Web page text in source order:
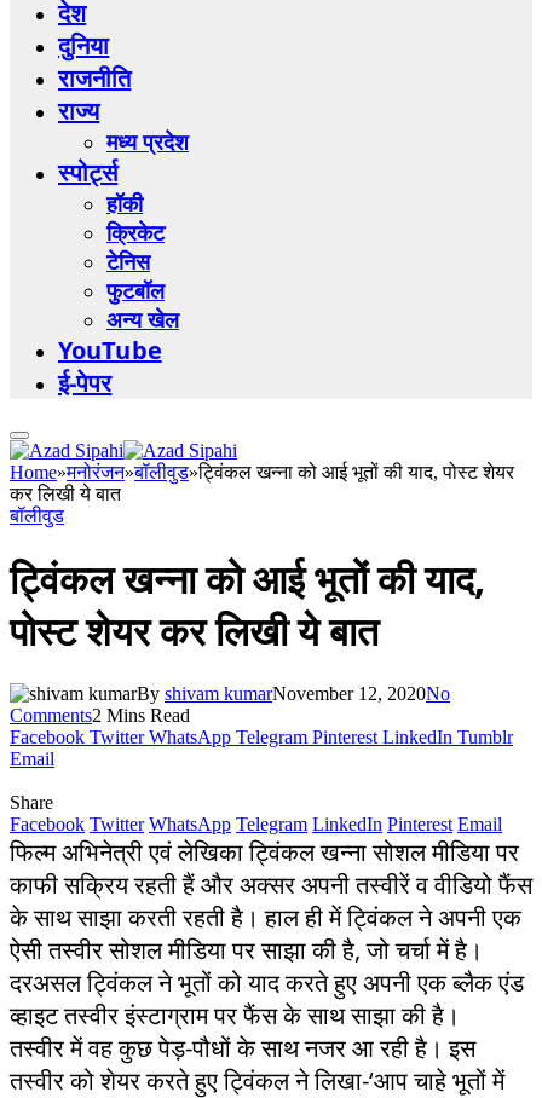
देश
दुनिया
राजनीति
राज्य
मध्य प्रदेश
स्पोर्ट्स
हॉकी
क्रिकेट
टेनिस
फुटबॉल
अन्य खेल
YouTube
ई-पेपर
Home»मनोरंजन»बॉलीवुड»ट्विंकल खन्ना को आई भूतों की याद, पोस्ट शेयर
कर लिखी ये बात
बॉलीवुड
ट्विंकल खन्ना को आई भूतों की याद,
पोस्ट शेयर कर लिखी ये बात
By shivam kumarNovember 12, 2020No
Comments2 Mins Read
Facebook Twitter WhatsApp Telegram Pinterest LinkedIn Tumblr
Email
Share
Facebook Twitter WhatsApp Telegram LinkedIn Pinterest Email
फिल्म अभिनेत्री एवं लेखिका ट्विंकल खन्ना सोशल मीडिया पर
काफी सक्रिय रहती हैं और अक्सर अपनी तस्वीरें व वीडियो फैंस
के साथ साझा करती रहती है। हाल ही में ट्विंकल ने अपनी एक
ऐसी तस्वीर सोशल मीडिया पर साझा की है, जो चर्चा में है।
दरअसल ट्विंकल ने भूतों को याद करते हुए अपनी एक ब्लैक एंड
व्हाइट तस्वीर इंस्टाग्राम पर फैंस के साथ साझा की है।
तस्वीर में वह कुछ पेड़-पौधों के साथ नजर आ रही है। इस
तस्वीर को शेयर करते हुए ट्विंकल ने लिखा-‘आप चाहे भूतों में